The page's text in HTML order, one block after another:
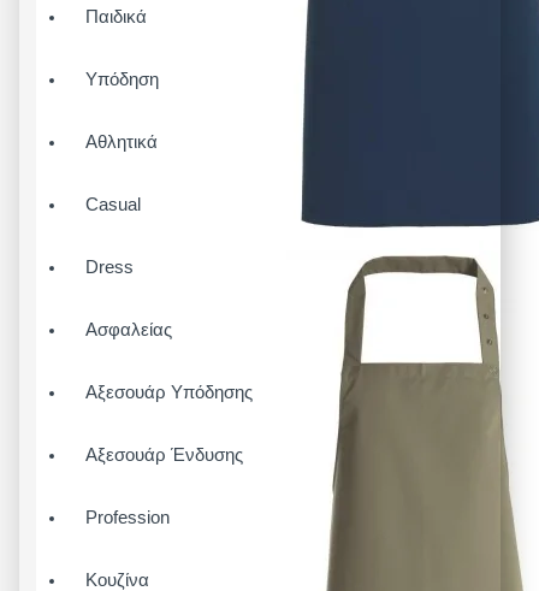
Παιδικά
Υπόδηση
Αθλητικά
Casual
Dress
Ασφαλείας
Αξεσουάρ Υπόδησης
Αξεσουάρ Ένδυσης
Profession
Κουζίνα